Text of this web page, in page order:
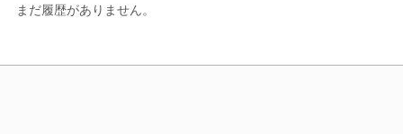
まだ履歴がありません。